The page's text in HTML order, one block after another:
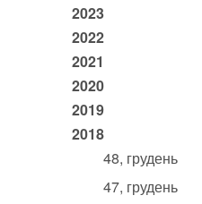
2023
2022
2021
2020
2019
2018
48, грудень
47, грудень